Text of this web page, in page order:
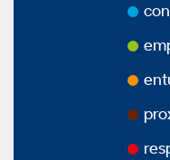
Vision
Estatuto
Estructura